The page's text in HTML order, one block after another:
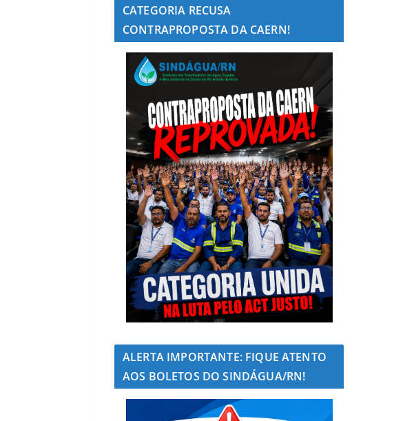
CATEGORIA RECUSA
CONTRAPROPOSTA DA CAERN!
ALERTA IMPORTANTE: FIQUE ATENTO
AOS BOLETOS DO SINDÁGUA/RN!